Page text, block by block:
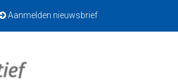
Aanmelden nieuwsbrief